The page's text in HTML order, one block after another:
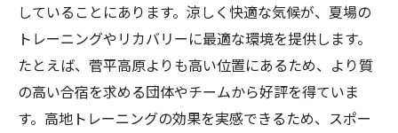
していることにあります。涼しく快適な気候が、夏場の
トレーニングやリカバリーに最適な環境を提供します。
たとえば、菅平高原よりも高い位置にあるため、より質
の高い合宿を求める団体やチームから好評を得ていま
す。高地トレーニングの効果を実感できるため、スポー